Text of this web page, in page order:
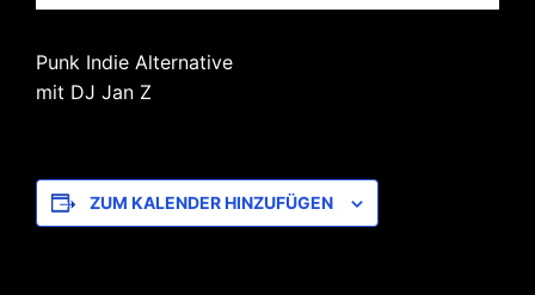
Punk Indie Alternative
mit DJ Jan Z
ZUM KALENDER HINZUFÜGEN